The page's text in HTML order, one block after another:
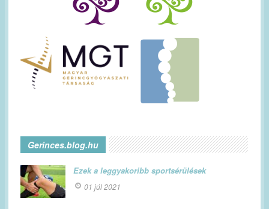
Gerinces.blog.hu
Ezek a leggyakoribb sportsérülések
01 júl 2021